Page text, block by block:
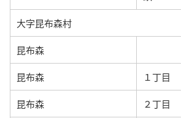
大字昆布森村
昆布森
昆布森 １丁目
昆布森 ２丁目